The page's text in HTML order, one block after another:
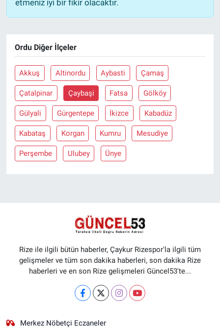
etmeniz iyi bir fikir olacaktır.
Ordu Diğer İlçeler
Akkuş Altinordu Aybasti Çamaş
Çatalpinar Çaybaşi Fatsa Gölköy
Gülyali Gürgentepe İkizce Kabadüz
Kabataş Korgan Kumru Mesudiye
Perşembe Ulubey Ünye
Rize ile ilgili bütün haberler, Çaykur Rizespor'la ilgili tüm
gelişmeler ve tüm son dakika haberleri, son dakika Rize
haberleri ve en son Rize gelişmeleri Güncel53'te...
Merkez Nöbetçi Eczaneler